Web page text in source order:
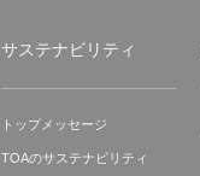
サステナビリティ
トップメッセージ
TOAのサステナビリティ